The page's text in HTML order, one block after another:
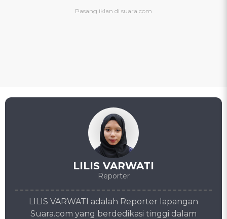
LILIS VARWATI
Reporter
LILIS VARWATI adalah Reporter lapangan
Suara.com yang berdedikasi tinggi dalam